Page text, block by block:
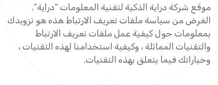
موقع شركة دراية الذكية لتقنية المعلومات “دراية”.
الغرض من سياسة ملفات تعريف الارتباط هذه هو تزويدك
بمعلومات حول كيفية عمل ملفات تعريف الارتباط
والتقنيات المماثلة ، وكيفية استخدامنا لهذه التقنيات ،
وخياراتك فيما يتعلق بهذه التقنيات.